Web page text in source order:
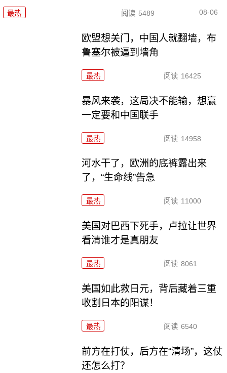
最热 阅读 5489 08-06
欧盟想关门，中国人就翻墙，布
鲁塞尔被逼到墙角
最热 阅读 16425
暴风来袭，这局决不能输，想赢
一定要和中国联手
最热 阅读 14958
河水干了，欧洲的底裤露出来
了，“生命线”告急
最热 阅读 11000
美国对巴西下死手，卢拉让世界
看清谁才是真朋友
最热 阅读 8061
美国如此救日元，背后藏着三重
收割日本的阳谋！
最热 阅读 6540
前方在打仗，后方在“清场”，这仗
还怎么打？